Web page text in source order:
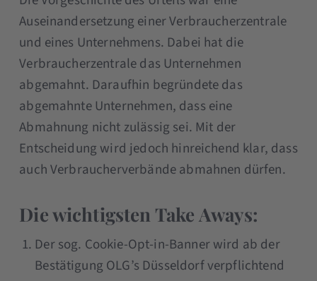
Auseinandersetzung einer Verbraucherzentrale
und eines Unternehmens. Dabei hat die
Verbraucherzentrale das Unternehmen
abgemahnt. Daraufhin begründete das
abgemahnte Unternehmen, dass eine
Abmahnung nicht zulässig sei. Mit der
Entscheidung wird jedoch hinreichend klar, dass
auch Verbraucherverbände abmahnen dürfen.
Die wichtigsten Take Aways:
Der sog. Cookie-Opt-in-Banner wird ab der
Bestätigung OLG’s Düsseldorf verpflichtend